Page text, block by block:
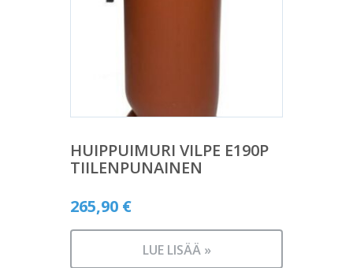
HUIPPUIMURI VILPE E190P
TIILENPUNAINEN
265,90 €
LUE LISÄÄ »